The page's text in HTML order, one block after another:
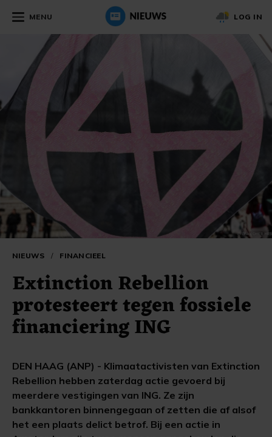
MENU LOG IN
NIEUWS / FINANCIEEL
Extinction Rebellion
protesteert tegen fossiele
financiering ING
DEN HAAG (ANP) - Klimaatactivisten van Extinction
Rebellion hebben zaterdag actie gevoerd bij
meerdere vestigingen van ING. Ze zijn
bankkantoren binnengegaan of zetten die af alsof
het een plaats delict betrof. Bij een actie in